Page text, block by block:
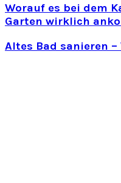
Worauf es bei dem
Garten wirklich
Altes Bad sanieren